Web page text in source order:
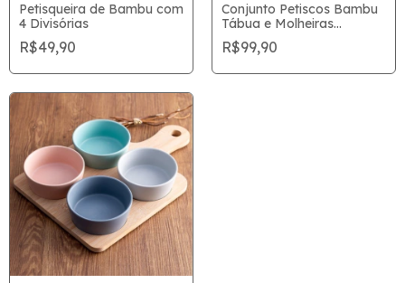
Petisqueira de Bambu com
4 Divisórias
R$49,90
Conjunto Petiscos Bambu
Tábua e Molheiras
26cmx15cm
R$99,90